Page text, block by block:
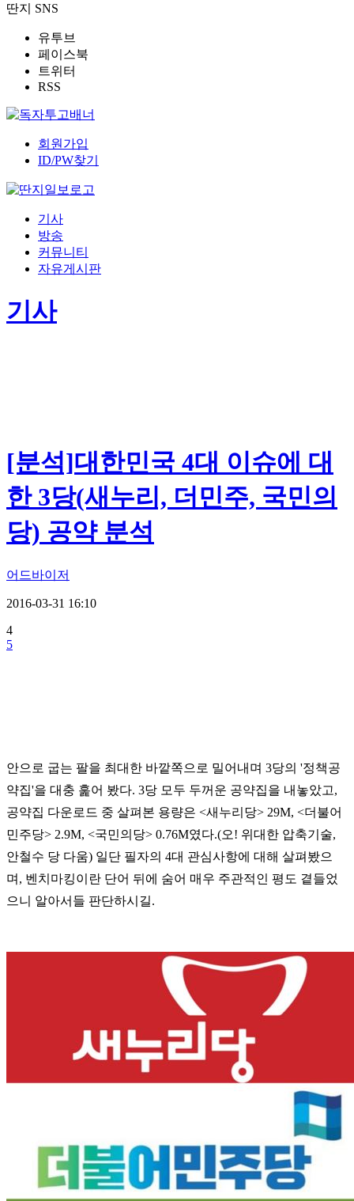
딴지 SNS
유투브
페이스북
트위터
RSS
회원가입
ID/PW찾기
기사
방송
커뮤니티
자유게시판
기사
[분석]대한민국 4대 이슈에 대
한 3당(새누리, 더민주, 국민의
당) 공약 분석
어드바이저
2016-03-31 16:10
4
5
안으로 굽는 팔을 최대한 바깥쪽으로 밀어내며 3당의 '정책공
약집'을 대충 훑어 봤다. 3당 모두 두꺼운 공약집을 내놓았고,
공약집 다운로드 중 살펴본 용량은 <새누리당> 29M, <더불어
민주당> 2.9M, <국민의당> 0.76M였다.(오! 위대한 압축기술,
안철수 당 다움) 일단 필자의 4대 관심사항에 대해 살펴봤으
며, 벤치마킹이란 단어 뒤에 숨어 매우 주관적인 평도 곁들었
으니 알아서들 판단하시길.